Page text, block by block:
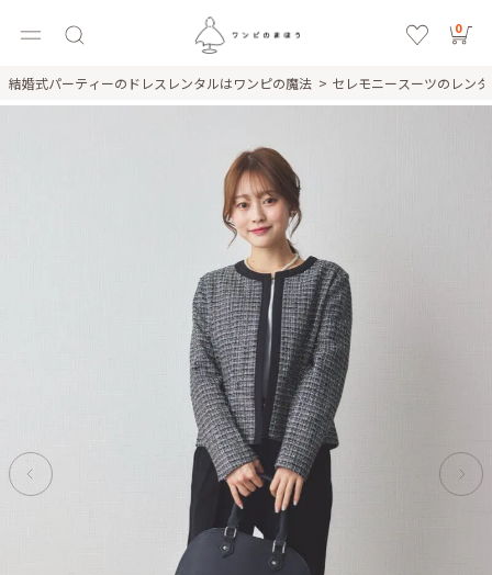
0
結婚式パーティーのドレスレンタルはワンピの魔法 セレモニースーツのレン